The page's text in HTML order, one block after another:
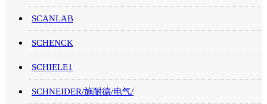
SCANLAB
SCHENCK
SCHIELE1
SCHNEIDER/施耐德/电气/